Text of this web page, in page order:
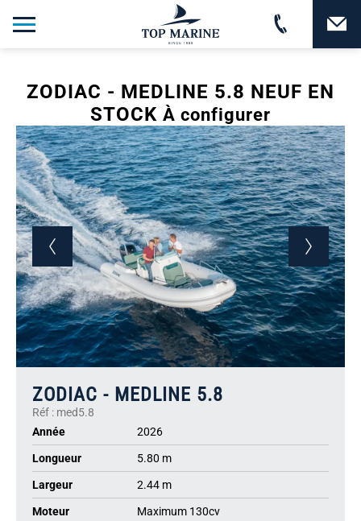
ZODIAC - MEDLINE 5.8 NEUF EN
STOCK À configurer
ZODIAC - MEDLINE 5.8
Réf : med5.8
Année
2026
Longueur 5.80 m
Largeur 2.44 m
Moteur Maximum 130cv